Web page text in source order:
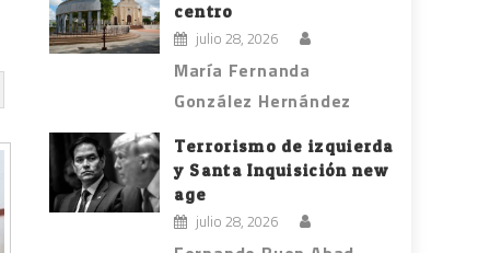
centro
julio 28, 2026
María Fernanda
González Hernández
Terrorismo de izquierda
y Santa Inquisición new
age
julio 28, 2026